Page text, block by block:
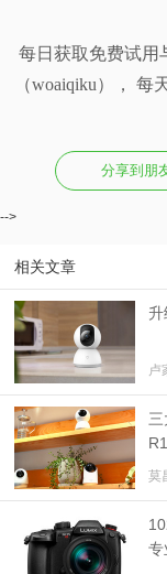
每日获取免费试用
（woaiqiku）， 每
分享到朋
-->
相关文章
卢
三
莫
专